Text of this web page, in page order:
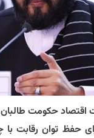
اقتصاد حکومت
حفظ توان رقابت